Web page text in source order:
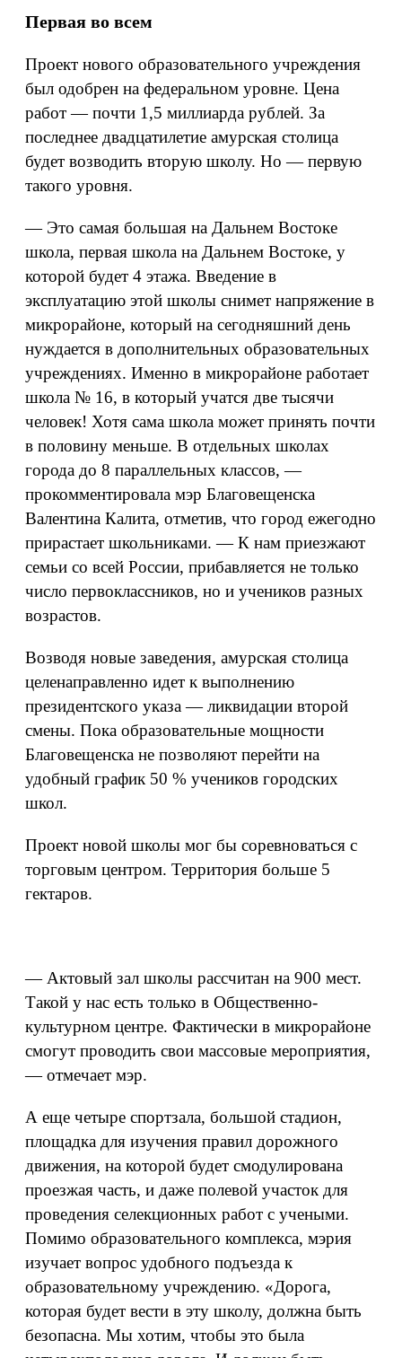
Первая во всем
Проект нового образовательного учреждения
был одобрен на федеральном уровне. Цена
работ — почти 1,5 миллиарда рублей. За
последнее двадцатилетие амурская столица
будет возводить вторую школу. Но — первую
такого уровня.
— Это самая большая на Дальнем Востоке
школа, первая школа на Дальнем Востоке, у
которой будет 4 этажа. Введение в
эксплуатацию этой школы снимет напряжение в
микрорайоне, который на сегодняшний день
нуждается в дополнительных образовательных
учреждениях. Именно в микрорайоне работает
школа № 16, в который учатся две тысячи
человек! Хотя сама школа может принять почти
в половину меньше. В отдельных школах
города до 8 параллельных классов, —
прокомментировала мэр Благовещенска
Валентина Калита, отметив, что город ежегодно
прирастает школьниками. — К нам приезжают
семьи со всей России, прибавляется не только
число первоклассников, но и учеников разных
возрастов.
Возводя новые заведения, амурская столица
целенаправленно идет к выполнению
президентского указа — ликвидации второй
смены. Пока образовательные мощности
Благовещенска не позволяют перейти на
удобный график 50 % учеников городских
школ.
Проект новой школы мог бы соревноваться с
торговым центром. Территория больше 5
гектаров.
— Актовый зал школы рассчитан на 900 мест.
Такой у нас есть только в Общественно-
культурном центре. Фактически в микрорайоне
смогут проводить свои массовые мероприятия,
— отмечает мэр.
А еще четыре спортзала, большой стадион,
площадка для изучения правил дорожного
движения, на которой будет смодулирована
проезжая часть, и даже полевой участок для
проведения селекционных работ с учеными.
Помимо образовательного комплекса, мэрия
изучает вопрос удобного подъезда к
образовательному учреждению. «Дорога,
которая будет вести в эту школу, должна быть
безопасна. Мы хотим, чтобы это была